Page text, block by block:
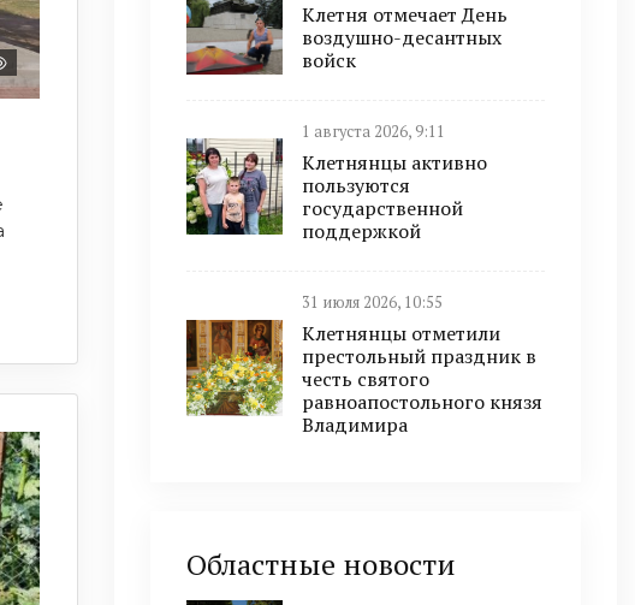
Клетня отмечает День
воздушно-десантных
войск
1 августа 2026, 9:11
Клетнянцы активно
пользуются
государственной
поддержкой
31 июля 2026, 10:55
Клетнянцы отметили
престольный праздник в
честь святого
равноапостольного князя
Владимира
Областные новости